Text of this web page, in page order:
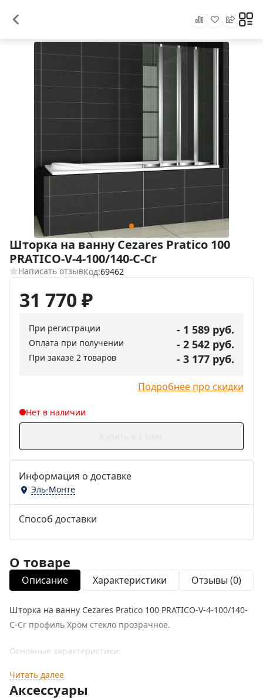
Шторка на ванну Cezares Pratico 100
PRATICO-V-4-100/140-C-Cr
Написать отзывКод:69462
31 770₽
При регистрации - 1 589 руб.
Оплата при получении - 2 542 руб.
При заказе 2 товаров - 3 177 руб.
Подробнее про скидки
Нет в наличии
Информация о доставке
Эль-Монте
Способ доставки
О товаре
Описание Характеристики Отзывы (0)
Шторка на ванну Cezares Pratico 100 PRATICO-V-4-100/140-
C-Cr профиль Хром стекло прозрачное.
Основные характеристики:
Габариты (ШхВ): 100x140 cм.
Ориентация: универсальная.
Читать далее
Аксессуары